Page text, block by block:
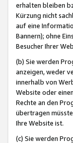
erhalten bleiben
Kürzung nicht
auf eine
Bannern); ohne
Besucher Ihrer
(b) Sie werden
anzeigen, weder
innerhalb von
Website oder
Rechte an den
übertragen
Ihre Website ist.
(c) Sie werden